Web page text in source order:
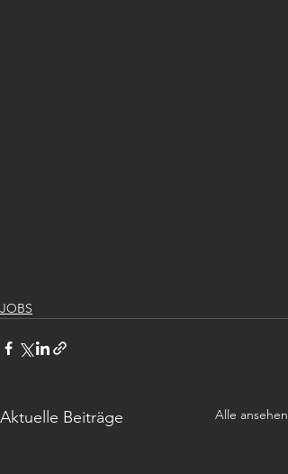
JOBS
Aktuelle Beiträge Alle ansehen